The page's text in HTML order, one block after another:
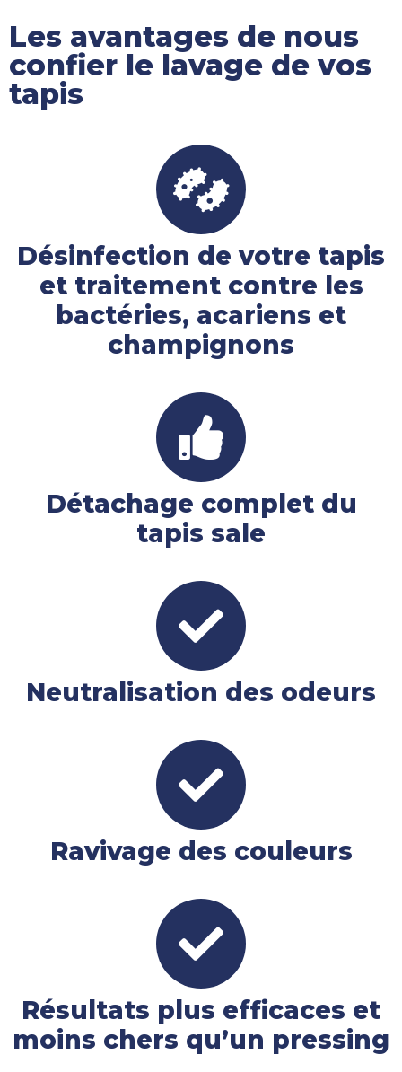
Les avantages de nous
confier le lavage de vos
tapis
Désinfection de votre tapis
et traitement contre les
bactéries, acariens et
champignons
Détachage complet du
tapis sale
Neutralisation des odeurs
Ravivage des couleurs
Résultats plus efficaces et
moins chers qu’un pressing